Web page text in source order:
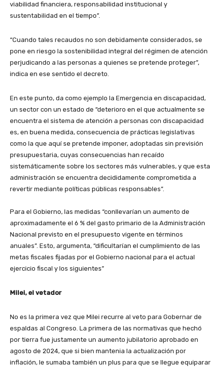
viabilidad financiera, responsabilidad institucional y
sustentabilidad en el tiempo”.
“Cuando tales recaudos no son debidamente considerados, se
pone en riesgo la sostenibilidad integral del régimen de atención
perjudicando a las personas a quienes se pretende proteger”,
indica en ese sentido el decreto.
En este punto, da como ejemplo la Emergencia en discapacidad,
un sector con un estado de “deterioro en el que actualmente se
encuentra el sistema de atención a personas con discapacidad
es, en buena medida, consecuencia de prácticas legislativas
como la que aquí se pretende imponer, adoptadas sin previsión
presupuestaria, cuyas consecuencias han recaído
sistemáticamente sobre los sectores más vulnerables, y que esta
administración se encuentra decididamente comprometida a
revertir mediante políticas públicas responsables”.
Para el Gobierno, las medidas “conllevarían un aumento de
aproximadamente el 6 % del gasto primario de la Administración
Nacional previsto en el presupuesto vigente en términos
anuales”. Esto, argumenta, “dificultarían el cumplimiento de las
metas fiscales fijadas por el Gobierno nacional para el actual
ejercicio fiscal y los siguientes”
Milei, el vetador
No es la primera vez que Milei recurre al veto para Gobernar de
espaldas al Congreso. La primera de las normativas que hechó
por tierra fue justamente un aumento jubilatorio aprobado en
agosto de 2024, que si bien mantenia la actualización por
inflación, le sumaba también un plus para que se llegue equiparar